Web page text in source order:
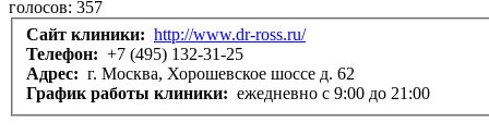
голосов: 357
Сайт клиники: http://www.dr-ross.ru/
Телефон: +7 (495) 132-31-25
Адрес: г. Москва, Хорошевское шоссе д. 62
График работы клиники: ежедневно с 9:00 до 21:00